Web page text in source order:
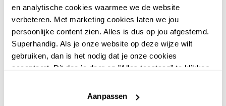
en analytische cookies waarmee we de website
verbeteren. Met marketing cookies laten we jou
persoonlijke content zien. Alles is dus op jou afgestemd.
Superhandig. Als je onze website op deze wijze wilt
gebruiken, dan is het nodig dat je onze cookies
accepteert. Dit doe je door op "Alles toestaan" te klikken.
website niet optimaal functioneert.
Aanpassen